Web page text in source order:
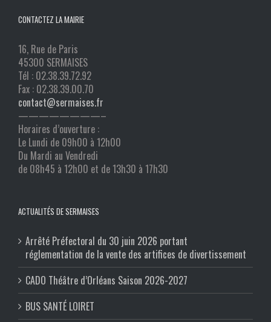
CONTACTEZ LA MAIRIE
16, Rue de Paris
45300 SERMAISES
Tél : 02.38.39.72.92
Fax : 02.38.39.00.70
contact@sermaises.fr
————————–
Horaires d’ouverture :
Le Lundi de 09h00 à 12h00
Du Mardi au Vendredi
de 08h45 à 12h00 et de 13h30 à 17h30
ACTUALITÉS DE SERMAISES
Arrêté Préfectoral du 30 juin 2026 portant
réglementation de la vente des artifices de divertissement
CADO Théâtre d’Orléans Saison 2026-2027
BUS SANTÉ LOIRET